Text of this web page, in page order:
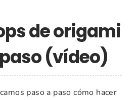
de origami
(vídeo)
paso a paso cómo hacer